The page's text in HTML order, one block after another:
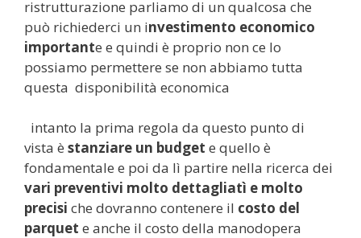
ristrutturazione parliamo di un qualcosa che
può richiederci un investimento economico
importante e quindi è proprio non ce lo
possiamo permettere se non abbiamo tutta
questa disponibilità economica
intanto la prima regola da questo punto di
vista è stanziare un budget e quello è
fondamentale e poi da lì partire nella ricerca dei
vari preventivi molto dettagliatì e molto
precisi che dovranno contenere il costo del
parquet e anche il costo della manodopera